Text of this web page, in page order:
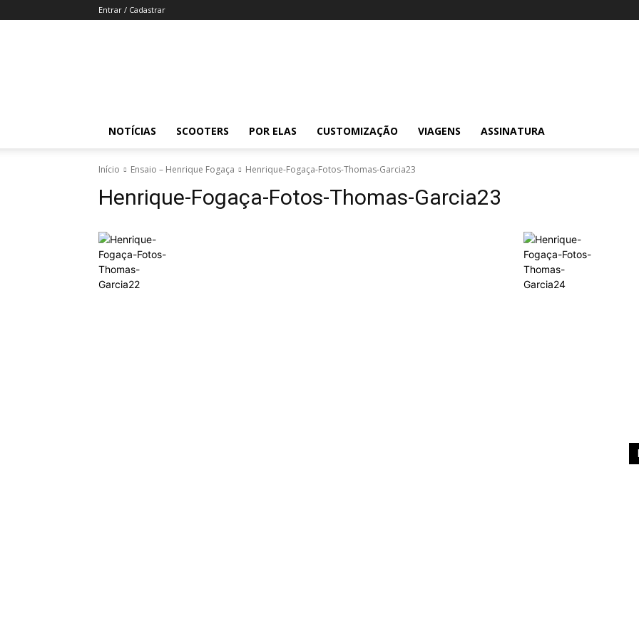
Entrar / Cadastrar
NOTÍCIAS SCOOTERS POR ELAS CUSTOMIZAÇÃO VIAGENS ASSINATURA
Início Ensaio – Henrique Fogaça Henrique-Fogaça-Fotos-Thomas-Garcia23
Henrique-Fogaça-Fotos-Thomas-Garcia23